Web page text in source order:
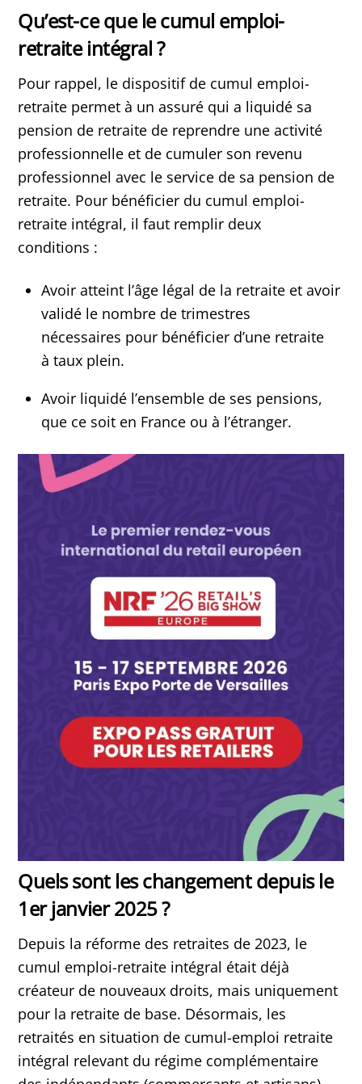
Qu’est-ce que le cumul emploi-
retraite intégral ?
Pour rappel, le dispositif de cumul emploi-
retraite permet à un assuré qui a liquidé sa
pension de retraite de reprendre une activité
professionnelle et de cumuler son revenu
professionnel avec le service de sa pension de
retraite. Pour bénéficier du cumul emploi-
retraite intégral, il faut remplir deux
conditions :
Avoir atteint l’âge légal de la retraite et avoir
validé le nombre de trimestres
nécessaires pour bénéficier d’une retraite
à taux plein.
Avoir liquidé l’ensemble de ses pensions,
que ce soit en France ou à l’étranger.
Quels sont les changement depuis le
1er janvier 2025 ?
Depuis la réforme des retraites de 2023, le
cumul emploi-retraite intégral était déjà
créateur de nouveaux droits, mais uniquement
pour la retraite de base. Désormais, les
retraités en situation de cumul-emploi retraite
intégral relevant du régime complémentaire